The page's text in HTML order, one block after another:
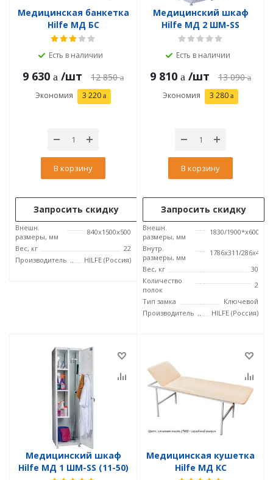
Медицинская банкетка
Hilfe МД БС
Есть в наличии
9 630 /шт 12 850
Экономия 3 220
В корзину
Запросить скидку
Внешн.
размеры, мм
840x1500x500
Вес, кг
22
Производитель
HILFE (Россия)
Медицинский шкаф
Hilfe МД 2 ШМ-SS
Есть в наличии
9 810 /шт 13 090
Экономия 3 280
В корзину
Запросить скидку
Внешн.
размеры, мм
1830/
Внутр.
размеры, мм
1786x311/286x468
Вес, кг
30
Количество
полок
2
Тип замка
Ключевой
Производитель
HILFE (Россия)
Медицинский шкаф
Hilfe МД 1 ШМ-SS (11-50)
Медицинская кушетка
Hilfe МД KС